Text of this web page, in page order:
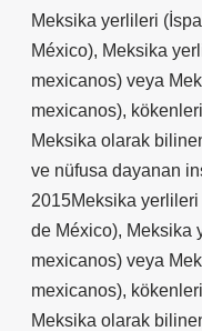
Meksika yerlileri
México), Meksika
mexicanos) veya
mexicanos),
Meksika olarak
ve nüfusa dayanan
2015Meksika
de México), Meksika
mexicanos) veya
mexicanos),
Meksika olarak